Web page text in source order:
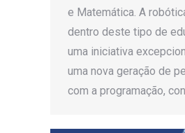
e Matemática. A
dentro deste tipo de
uma iniciativa
uma nova geração de
com a programação,